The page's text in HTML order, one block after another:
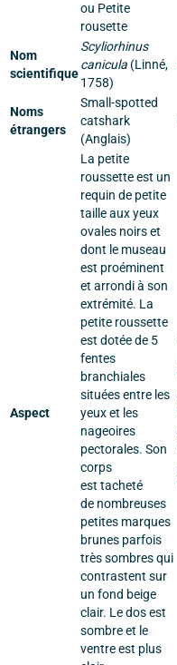
ou Petite
rousette
Nom
scientifique
Scyliorhinus
canicula (Linné,
1758)
Noms
étrangers
Small-spotted
catshark
(Anglais)
Aspect
La petite
roussette est un
requin de petite
taille aux yeux
ovales noirs et
dont le museau
est proéminent
et arrondi à son
extrémité. La
petite roussette
est dotée de 5
fentes
branchiales
situées entre les
yeux et les
nageoires
pectorales. Son
corps
est tacheté
de nombreuses
petites marques
brunes parfois
très sombres qui
contrastent sur
un fond beige
clair. Le dos est
sombre et le
ventre est plus